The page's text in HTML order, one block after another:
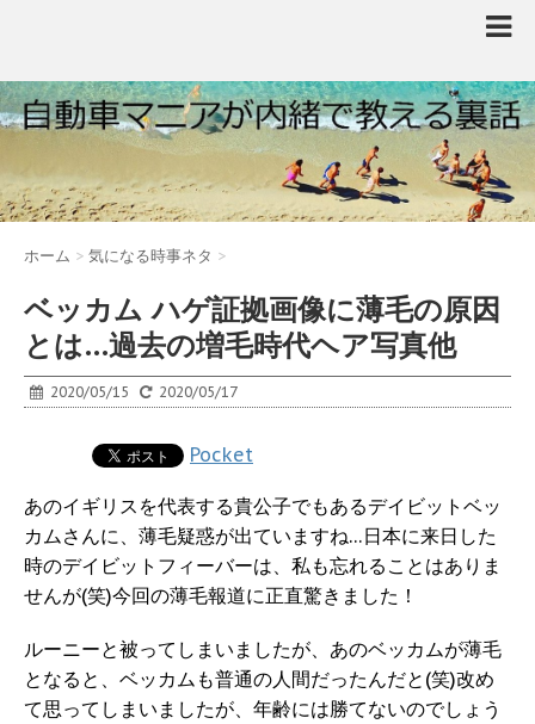
ホーム > 気になる時事ネタ >
ベッカム ハゲ証拠画像に薄毛の原因
とは…過去の増毛時代ヘア写真他
2020/05/15 2020/05/17
Pocket
あのイギリスを代表する貴公子でもあるデイビットベッ
カムさんに、薄毛疑惑が出ていますね…日本に来日した
時のデイビットフィーバーは、私も忘れることはありま
せんが(笑)今回の薄毛報道に正直驚きました！
ルーニーと被ってしまいましたが、あのベッカムが薄毛
となると、ベッカムも普通の人間だったんだと(笑)改め
て思ってしまいましたが、年齢には勝てないのでしょう